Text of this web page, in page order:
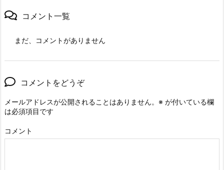
コメント一覧
まだ、コメントがありません
コメントをどうぞ
メールアドレスが公開されることはありません。 ※ が付いている欄
は必須項目です
コメント